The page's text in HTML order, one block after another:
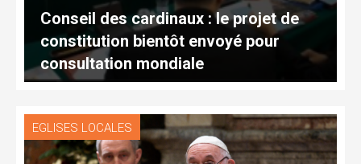
Conseil des cardinaux : le projet de
constitution bientôt envoyé pour
consultation mondiale
EGLISES LOCALES